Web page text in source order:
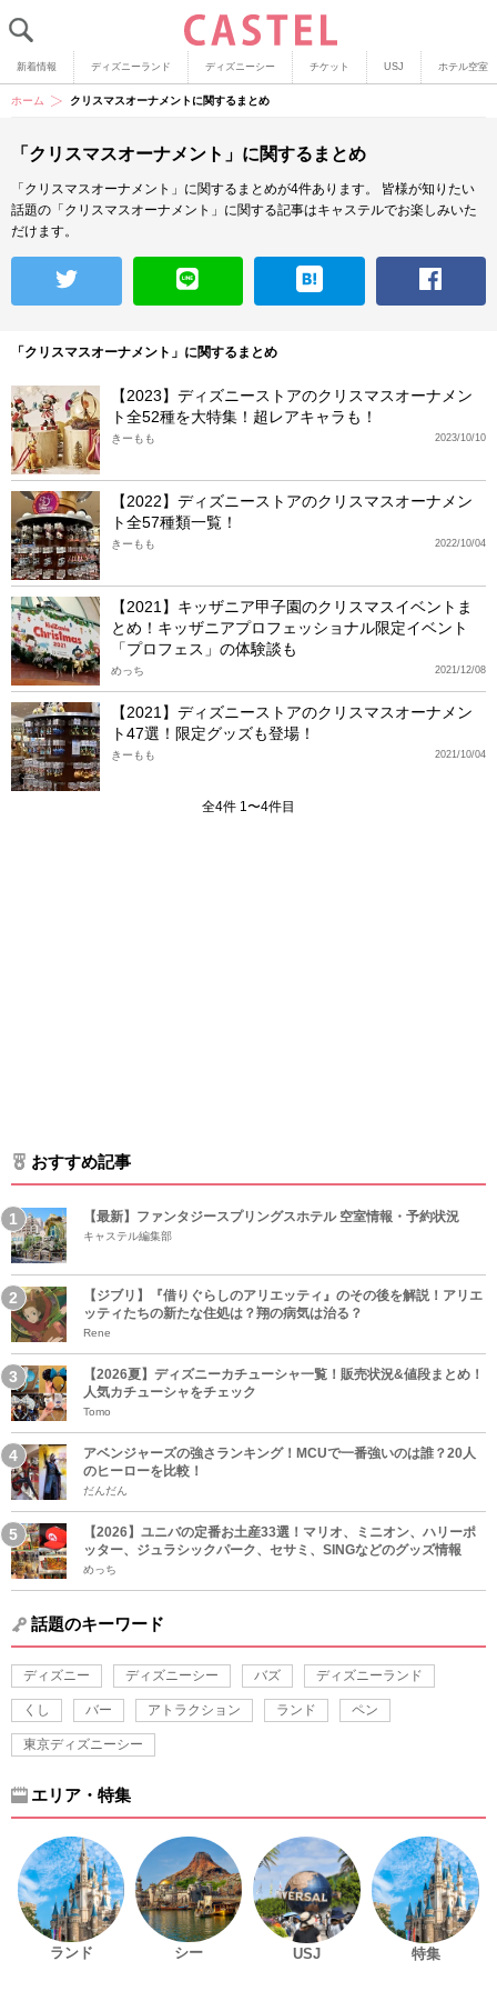
新着情報 ディズニーランド ディズニーシー チケット USJ ホテル空室
ホーム クリスマスオーナメントに関するまとめ
「クリスマスオーナメント」に関するまとめ
「クリスマスオーナメント」に関するまとめが4件あります。
皆様が知りたい
話題の「クリスマスオーナメント」に関する記事はキャステルでお楽しみいた
だけます。
「クリスマスオーナメント」に関するまとめ
【2023】ディズニーストアのクリスマスオーナメン
ト全52種を大特集！超レアキャラも！
2023/10/10
きーもも
【2022】ディズニーストアのクリスマスオーナメン
ト全57種類一覧！
2022/10/04
きーもも
【2021】キッザニア甲子園のクリスマスイベントま
とめ！キッザニアプロフェッショナル限定イベント
「プロフェス」の体験談も
2021/12/08
めっち
【2021】ディズニーストアのクリスマスオーナメン
ト47選！限定グッズも登場！
2021/10/04
きーもも
全4件 1〜4件目
おすすめ記事
【最新】ファンタジースプリングスホテル 空室情報・予約状況
キャステル編集部
【ジブリ】『借りぐらしのアリエッティ』のその後を解説！アリエ
ッティたちの新たな住処は？翔の病気は治る？
Rene
【2026夏】ディズニーカチューシャ一覧！販売状況&値段まとめ！
人気カチューシャをチェック
Tomo
アベンジャーズの強さランキング！MCUで一番強いのは誰？20人
のヒーローを比較！
だんだん
【2026】ユニバの定番お土産33選！マリオ、ミニオン、ハリーポ
ッター、ジュラシックパーク、セサミ、SINGなどのグッズ情報
めっち
話題のキーワード
ディズニー ディズニーシー バズ ディズニーランド
くし バー アトラクション ランド ペン
東京ディズニーシー
エリア・特集
ランド シー USJ 特集